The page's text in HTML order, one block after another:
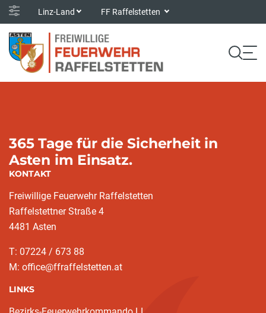
Linz-Land FF Raffelstetten
365 Tage für die Sicherheit in
Asten im Einsatz.
KONTAKT
Freiwillige Feuerwehr Raffelstetten
Raffelstettner Straße 4
4481 Asten
T: 07224 / 673 88
M: office@ffraffelstetten.at
LINKS